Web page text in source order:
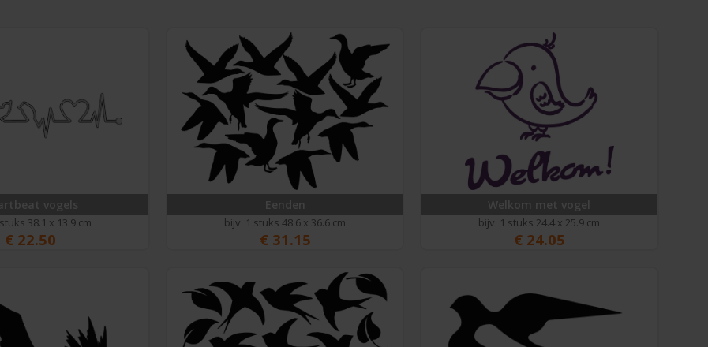
vogels
38.1 x 13.9 cm
€ 22.50
Eenden
bijv. 1 stuks 48.6 x 36.6 cm
€ 31.15
Welkom met vogel
bijv. 1 stuks 24.4 x 25.9 cm
€ 24.05